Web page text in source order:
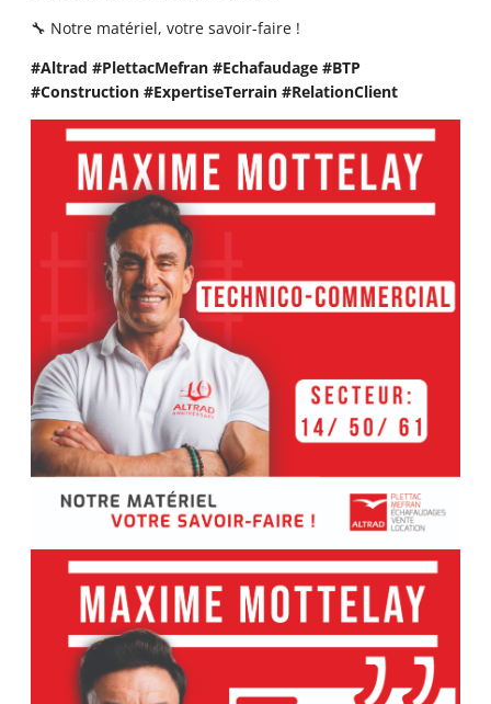
🔧 Notre matériel, votre savoir-faire !
#Altrad #PlettacMefran #Echafaudage #BTP
#Construction #ExpertiseTerrain #RelationClient